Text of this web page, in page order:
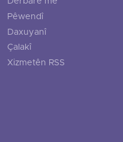
Pêwendî
Daxuyanî
Çalakî
Xizmetên RSS